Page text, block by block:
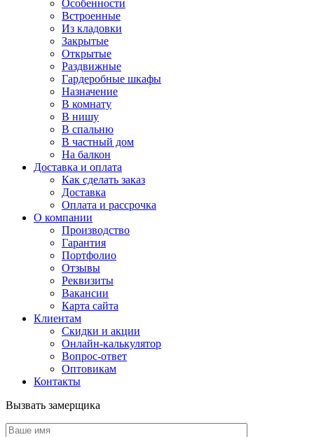
Особенности
Встроенные
Из кладовки
Закрытые
Открытые
Раздвижные
Гардеробные шкафы
Назначение
В комнату
В нишу
В спальню
В частный дом
На балкон
Доставка и оплата
Как сделать заказ
Доставка
Оплата и рассрочка
О компании
Производство
Гарантия
Портфолио
Отзывы
Реквизиты
Вакансии
Карта сайта
Клиентам
Скидки и акции
Онлайн-калькулятор
Вопрос-ответ
Оптовикам
Контакты
Вызвать замерщика